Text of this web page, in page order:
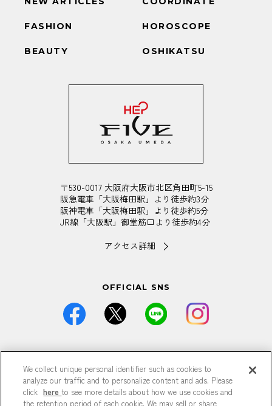
FASHION
BEAUTY
HOROSCOPE
OSHIKATSU
〒530-0017 大阪府大阪市北区角田町5-15
阪急電車「大阪梅田駅」より徒歩約3分
阪神電車「大阪梅田駅」より徒歩約5分
JR線「大阪駅」御堂筋口より徒歩約4分
アクセス詳細
OFFICIAL SNS
掲載している情報は予告なく仕様・デザイン・価格等が変更と
なる場合がございます。
掲載している情報は各記事が公開された時点のもので、現在と
異なる可能性がございます。
We collect unique personal identifier such as cookies to
analyze our traffic and to personalize content and ads. Please
click hereto see more details about how we use cookies and
the retention period of each cookie. We may sell or share